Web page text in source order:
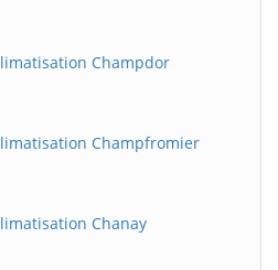
Champdor
Champfromier
Chanay